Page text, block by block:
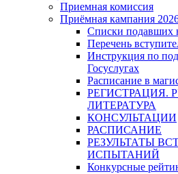
Приемная комиссия
Приёмная кампания
Списки подавших
Перечень
Инструкция по
Госуслугах
Расписание в
РЕГИСТРАЦИЯ.
ЛИТЕРАТУРА
КОНСУЛЬТАЦИИ
РАСПИСАНИЕ
РЕЗУЛЬТАТЫ
ИСПЫТАНИЙ
Конкурсные